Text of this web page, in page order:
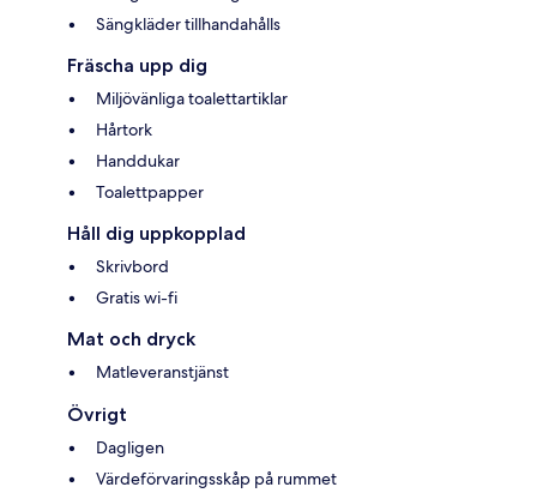
Sängkläder tillhandahålls
Fräscha upp dig
Miljövänliga toalettartiklar
Hårtork
Handdukar
Toalettpapper
Håll dig uppkopplad
Skrivbord
Gratis wi-fi
Mat och dryck
Matleveranstjänst
Övrigt
Dagligen
Värdeförvaringsskåp på rummet